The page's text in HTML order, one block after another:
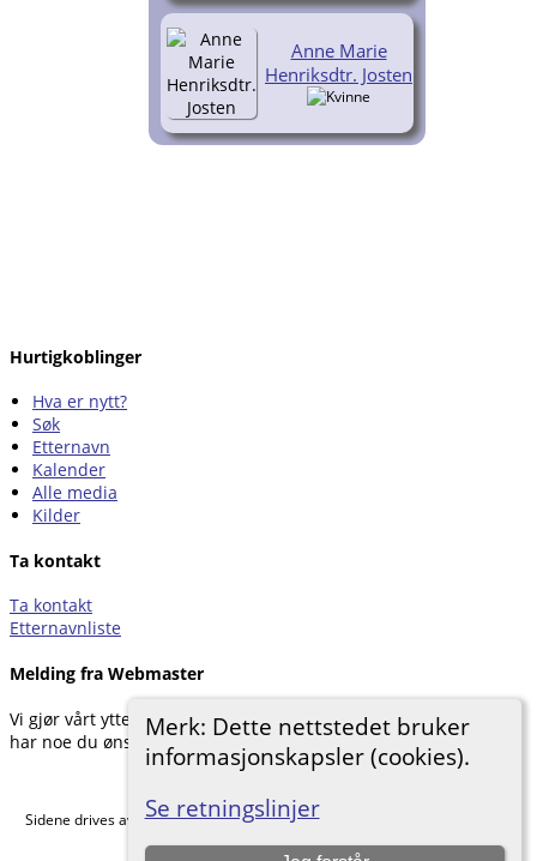
Merk: Dette nettstedet bruker
informasjonskapsler (cookies).
Se retningslinjer
Anne Marie
Henriksdtr. Josten
Hurtigkoblinger
Hva er nytt?
Søk
Etternavn
Kalender
Alle media
Kilder
Ta kontakt
Ta kontakt
Etternavnliste
Melding fra Webmaster
Vi gjør vårt ytterste for å dokumentere forskningen vår. Hvis du
har noe du ønsker å legge til, kan du kontakte oss.
Sidene drives av The Next Generation of Genealogy Sitebuilding